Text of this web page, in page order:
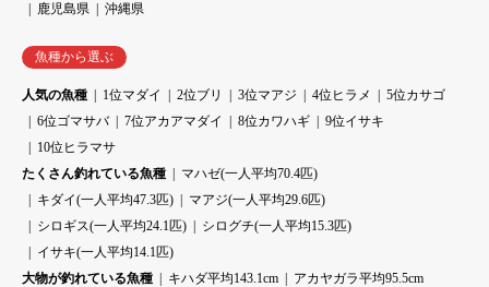
鹿児島県
沖縄県
魚種から選ぶ
人気の魚種 1位マダイ 2位ブリ 3位マアジ 4位ヒラメ
5位カサゴ
6位ゴマサバ
7位アカアマダイ 8位カワハギ
9位イサキ
10位ヒラマサ
たくさん釣れている魚種
マハゼ(一人平均70.4匹)
キダイ(一人平均47.3匹)
マアジ(一人平均29.6匹)
シロギス(一人平均24.1匹)
シログチ(一人平均15.3匹)
イサキ(一人平均14.1匹)
大物が釣れている魚種
キハダ平均143.1cm
アカヤガラ平均95.5cm